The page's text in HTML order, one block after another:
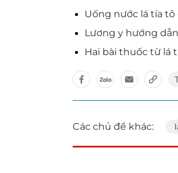
Uống nước lá tía
Lương y hướng
Hai bài thuốc từ lá
Các chủ đề khác: